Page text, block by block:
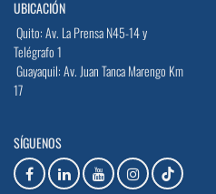
UBICACIÓN
Quito: Av. La Prensa N45-14 y
Telégrafo 1
Guayaquil: Av. Juan Tanca Marengo Km
17
SÍGUENOS